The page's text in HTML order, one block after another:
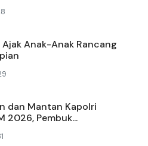
Ajak Anak-Anak Rancang
dan Mantan Kapolri
2026, Pembuk...